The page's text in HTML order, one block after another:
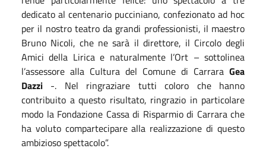
dedicato al centenario pucciniano, confezionato ad hoc
per il nostro teatro da grandi professionisti, il maestro
Bruno Nicoli, che ne sarà il direttore, il Circolo degli
Amici della Lirica e naturalmente l’Ort – sottolinea
l’assessore alla Cultura del Comune di Carrara Gea
Dazzi -. Nel ringraziare tutti coloro che hanno
contribuito a questo risultato, ringrazio in particolare
modo la Fondazione Cassa di Risparmio di Carrara che
ha voluto compartecipare alla realizzazione di questo
ambizioso spettacolo”.